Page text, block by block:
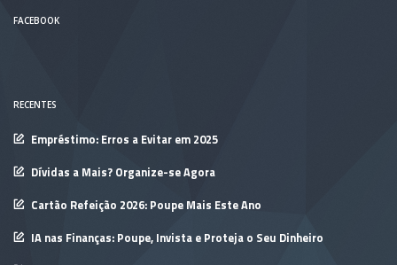
FACEBOOK
RECENTES
Empréstimo: Erros a Evitar em 2025
Dívidas a Mais? Organize-se Agora
Cartão Refeição 2026: Poupe Mais Este Ano
IA nas Finanças: Poupe, Invista e Proteja o Seu Dinheiro